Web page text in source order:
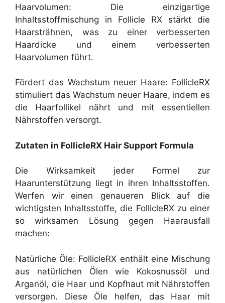
Haarvolumen: Die einzigartige
Inhaltsstoffmischung in Follicle RX stärkt die
Haarsträhnen, was zu einer verbesserten
Haardicke und einem verbesserten
Haarvolumen führt.
Fördert das Wachstum neuer Haare: FollicleRX
stimuliert das Wachstum neuer Haare, indem es
die Haarfollikel nährt und mit essentiellen
Nährstoffen versorgt.
Zutaten in FollicleRX Hair Support Formula
Die Wirksamkeit jeder Formel zur
Haarunterstützung liegt in ihren Inhaltsstoffen.
Werfen wir einen genaueren Blick auf die
wichtigsten Inhaltsstoffe, die FollicleRX zu einer
so wirksamen Lösung gegen Haarausfall
machen:
Natürliche Öle: FollicleRX enthält eine Mischung
aus natürlichen Ölen wie Kokosnussöl und
Arganöl, die Haar und Kopfhaut mit Nährstoffen
versorgen. Diese Öle helfen, das Haar mit